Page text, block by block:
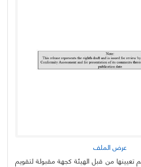
عرض الملف
تعيينها من قبل الهيئة كجهة مقبولة لتقويم